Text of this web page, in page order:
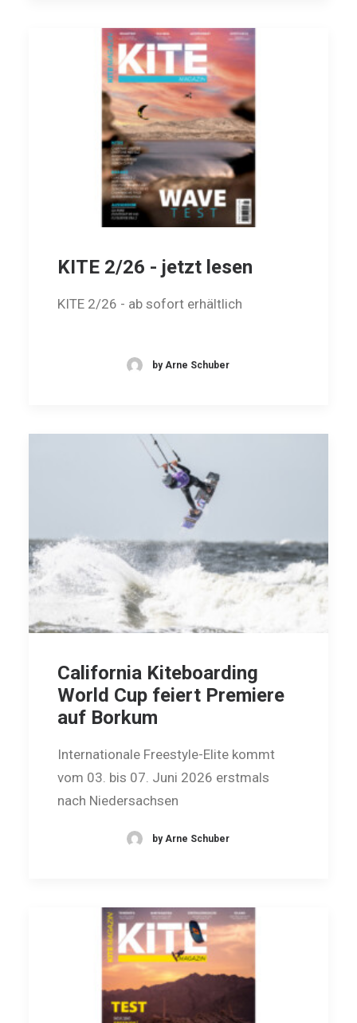
KITE 2/26 - jetzt lesen
KITE 2/26 - ab sofort erhältlich
by Arne Schuber
California Kiteboarding
World Cup feiert Premiere
auf Borkum
Internationale Freestyle-Elite kommt
vom 03. bis 07. Juni 2026 erstmals
nach Niedersachsen
by Arne Schuber